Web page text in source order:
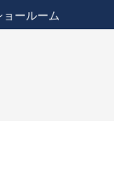
ールーム